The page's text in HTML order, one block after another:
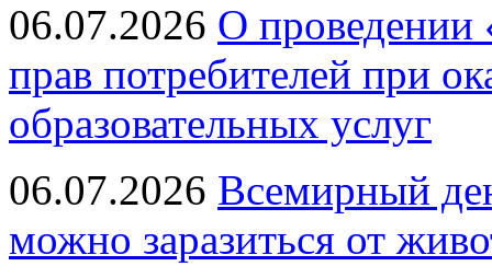
06.07.2026 О проведении
прав потребителей при
образовательных услуг
06.07.2026 Всемирный
можно заразиться от